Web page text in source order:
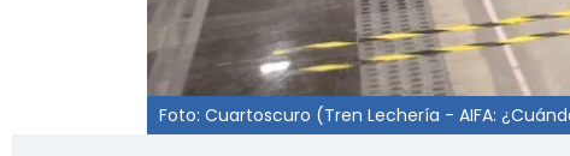
Foto: Cuartoscuro (Tren Lechería - AIFA: